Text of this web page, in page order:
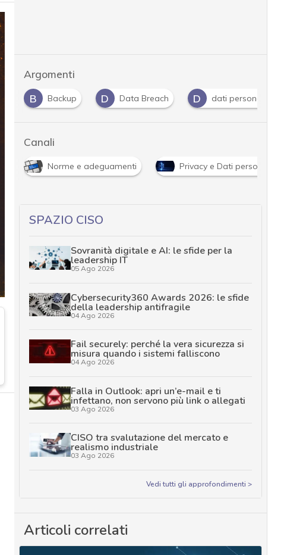
Argomenti
B Backup D Data Breach D dati personali
Canali
Norme e adeguamenti Privacy e Dati personali
SPAZIO CISO
Sovranità digitale e AI: le sfide per la
leadership IT
05 Ago 2026
Cybersecurity360 Awards 2026: le sfide
della leadership antifragile
04 Ago 2026
Fail securely: perché la vera sicurezza si
misura quando i sistemi falliscono
04 Ago 2026
Falla in Outlook: apri un’e-mail e ti
infettano, non servono più link o allegati
03 Ago 2026
CISO tra svalutazione del mercato e
realismo industriale
03 Ago 2026
Vedi tutti gli approfondimenti >
Articoli correlati